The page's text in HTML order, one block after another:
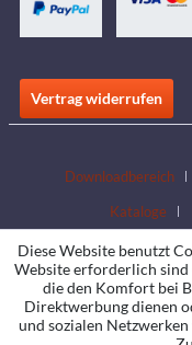
Vertrag widerrufen
Downloadbereich
Kataloge
Diese Website benutzt
Website erforderlich sind
die den Komfort bei
Direktwerbung dienen
und sozialen